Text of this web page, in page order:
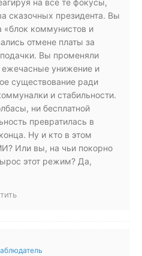
на все те фокусы,
сказочных президента. Вы
«блок коммунистов и
отмене платы за
Вы променяли
унижение и
существование ради
и стабильности.
ни бесплатной
превратилась в
Ну и кто в этом
Или вы, на чьи покорно
этот режим? Да,